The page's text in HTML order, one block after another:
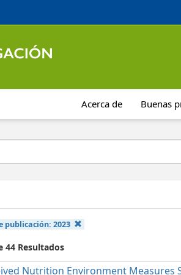
Acerca de Buenas
publicación: 2023
44 Resultados
Nutrition Environment Measures